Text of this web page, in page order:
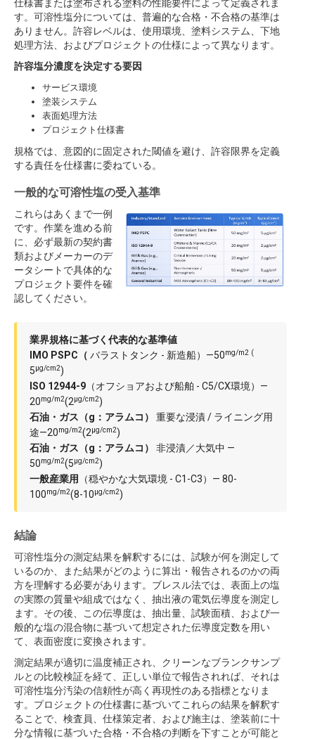
仕様書または塗布される塗料の性能要件によって定義されま
す。可溶性塩分については、普遍的な合格・不合格の基準は
ありません。許容レベルは、使用環境、塗料システム、下地
処理方法、およびプロジェクトの仕様によって異なります。
許容塩分濃度を決定する要因
サービス環境
塗装システム
表面処理方法
プロジェクト仕様書
規格では、意図的に固定された閾値を避け、許容限界を定義
する責任を仕様書に委ねている。
一般的な可溶性塩の受入基準
これらはあくまで一例
です。作業を進める前
に、必ず最新の契約書
類およびメーカーのデ
ータシートで具体的な
プロジェクト要件を確
認してください。
業界規格に基づく代表的な基準値
IMO PSPC（ バラストタンク - 新造船）—50mg/m2 (
5µg/cm2)
ISO 12944-9 （オフショアおよび船舶 - C5/CX環境）—
20mg/m2(2µg/cm2)
石油・ガス（g：アラムコ）
重要な浸漬 / ライニング用
途—20mg/m2(2µg/cm2)
石油・ガス（g：アラムコ）
非浸漬／大気中 —
50mg/m2(5µg/cm2)
一般産業用
（穏やかな大気環境 - C1-C3）— 80-
100mg/m2(8-10µg/cm2)
結論
可溶性塩分の測定結果を解釈するには、試験が何を測定して
いるのか、また結果がどのように算出・報告されるのかの両
方を理解する必要があります。ブレスル法では、表面上の塩
の実際の質量や組成ではなく、抽出液の電気伝導度を測定し
ます。その後、この伝導度は、抽出量、試験面積、および一
般的な塩の混合物に基づいて想定された伝導度定数を用い
て、表面密度に変換されます。
測定結果が適切に温度補正され、クリーンなブランクサンプ
ルとの比較検証を経て、正しい単位で報告されれば、それは
可溶性塩分汚染の信頼性が高く再現性のある指標となりま
す。プロジェクトの仕様書に基づいてこれらの結果を解釈す
ることで、検査員、仕様策定者、および施主は、塗装前に十
分な情報に基づいた合格・不合格の判断を下すことが可能と